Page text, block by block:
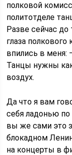
полковой
политотделе
Разве сейчас до
глаза полкового
впились в меня:
Танцы нужны
воздух.
Да что я вам
себя ладонью по
вы же сами это
блокадном
на концерты в